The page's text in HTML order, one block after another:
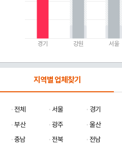
경기 강원 서울
지역별 업체찾기
전체 서울 경기
부산
광주 울산
충남
전북 전남